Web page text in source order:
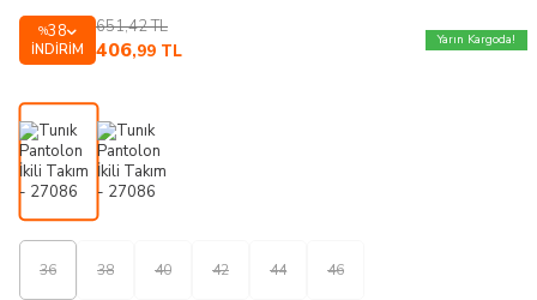
%38
İNDIRIM
651,42TL
406,99 TL
Yarın Kargoda!
36 38 40 42 44 46